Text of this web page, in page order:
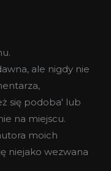
ale nigdy nie
się podoba' lub
na miejscu.
moich
niejako wezwana